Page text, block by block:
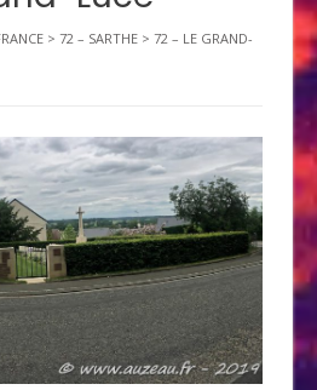
> 72 – SARTHE > 72 – LE GRAND-